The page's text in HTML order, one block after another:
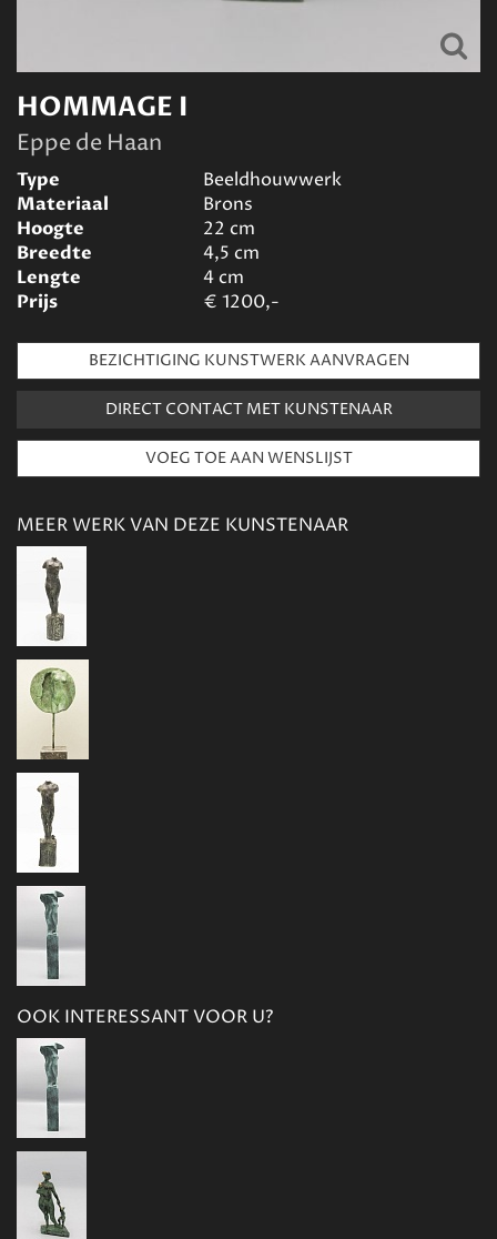
HOMMAGE I
Eppe de Haan
Type
Beeldhouwwerk
Materiaal
Brons
Hoogte
22 cm
Breedte
4,5 cm
Lengte
4cm
Prijs
€ 1200,-
BEZICHTIGING KUNSTWERK AANVRAGEN
DIRECT CONTACT MET KUNSTENAAR
MEER WERK VAN DEZE KUNSTENAAR
OOK INTERESSANT VOOR U?